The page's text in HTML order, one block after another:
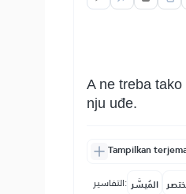
A ne treba
nju uđe.
Tampilkan
التفاسير: المُيسَّر